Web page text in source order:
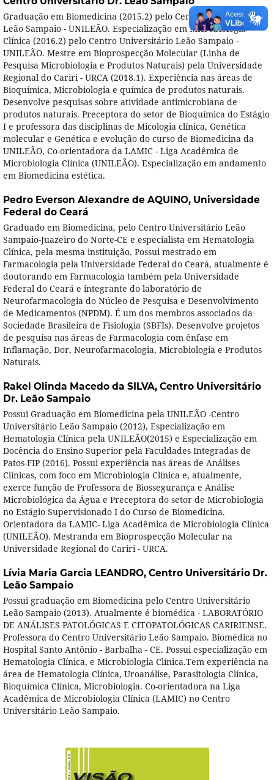
Graduação em Biomedicina (2015.2) pelo Centro Universitário
Leão Sampaio - UNILEÃO. Especialização em Microbiologia
Clínica (2016.2) pelo Centro Universitário Leão Sampaio -
UNILEÃO. Mestre em Bioprospecção Molecular (Linha de
Pesquisa Microbiologia e Produtos Naturais) pela Universidade
Regional do Cariri - URCA (2018.1). Experiência nas áreas de
Bioquímica, Microbiologia e química de produtos naturais.
Desenvolve pesquisas sobre atividade antimicrobiana de
produtos naturais. Preceptora do setor de Bioquímica do Estágio
I e professora das disciplinas de Micologia clínica, Genética
molecular e Genética e evolução do curso de Biomedicina da
UNILEÃO, Co-orientadora da LAMIC - Liga Acadêmica de
Microbiologia Clínica (UNILEÃO). Especialização em andamento
em Biomedicina estética.
Pedro Everson Alexandre de AQUINO, Universidade
Federal do Ceará
Graduado em Biomedicina, pelo Centro Universitário Leão
Sampaio-Juazeiro do Norte-CE e especialista em Hematologia
Clínica, pela mesma instituição. Possui mestrado em
Farmacologia pela Universidade Federal do Ceará, atualmente é
doutorando em Farmacologia também pela Universidade
Federal do Ceará e integrante do laboratório de
Neurofarmacologia do Núcleo de Pesquisa e Desenvolvimento
de Medicamentos (NPDM). É um dos membros associados da
Sociedade Brasileira de Fisiologia (SBFIs). Desenvolve projetos
de pesquisa nas áreas de Farmacologia com ênfase em
Inflamação, Dor, Neurofarmacologia, Microbiologia e Produtos
Naturais.
Rakel Olinda Macedo da SILVA, Centro Universitário
Dr. Leão Sampaio
Possui Graduação em Biomedicina pela UNILEÃO -Centro
Universitário Leão Sampaio (2012), Especialização em
Hematologia Clínica pela UNILEÃO(2015) e Especialização em
Docência do Ensino Superior pela Faculdades Integradas de
Patos-FIP (2016). Possui experiência nas áreas de Análises
Clínicas, com foco em Microbiologia Clínica e, atualmente,
exerce função de Professora de Biossegurança e Análise
Microbiológica da Água e Preceptora do setor de Microbiologia
no Estágio Supervisionado I do Curso de Biomedicina.
Orientadora da LAMIC- Liga Acadêmica de Microbiologia Clínica
(UNILEÃO). Mestranda em Bioprospecção Molecular na
Universidade Regional do Cariri - URCA.
Lívia Maria Garcia LEANDRO, Centro Universitário Dr.
Leão Sampaio
Possui graduação em Biomedicina pelo Centro Universitário
Leão Sampaio (2013). Atualmente é biomédica - LABORATÓRIO
DE ANÁLISES PATOLÓGICAS E CITOPATOLÓGICAS CARIRIENSE.
Professora do Centro Universitário Leão Sampaio. Biomédica no
Hospital Santo Antônio - Barbalha - CE. Possui especialização em
Hematologia Clínica, e Microbiologia Clínica.Tem experiência na
área de Hematologia Clínica, Uroanálise, Parasitologia Clínica,
Bioquímica Clínica, Microbiologia. Co-orientadora na Liga
Acadêmica de Microbiologia Clínica (LAMIC) no Centro
Universitário Leão Sampaio.